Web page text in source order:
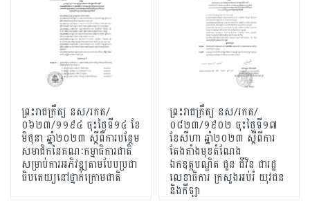
ព្រះរាជក្រឹត្យ នស/រកត/
០៦២៣/១១៩៤ ចុះថ្ងៃទី១៤ ខែ
មិថុនា ឆ្នាំ២០២៣ ស្តីពីការបន្ថែម
សមាជិកនៃគណៈកម្មាធិការជាតិ
សម្រាប់ការអភិវឌ្ឍតាមបែបប្រជា
ធិបតេយ្យនៅថ្នាក់ក្រោមជាតិ
ព្រះរាជក្រឹត្យ នស/រកត/
០៨២៣/១៩០២ ចុះថ្ងៃទី១៧
ខែសីហា ឆ្នាំ២០២៣ ស្តីពីការ
តែងតាំងមុខតំណែង
ឯកឧត្តបណ្ឌិត ជួន ជីវិន ជារដ្ឋ
លេខាធិការ ក្រសួងអប់រំ យុវជន
និងកីឡា